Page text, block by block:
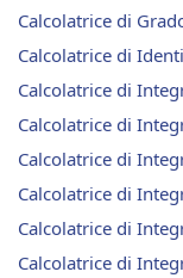
Calcolatrice di
Calcolatrice di
Calcolatrice di
Calcolatrice di
Calcolatrice di
Calcolatrice di
Calcolatrice di
Calcolatrice di